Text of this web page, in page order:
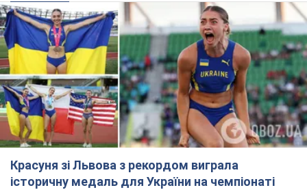
Красуня зі Львова з рекордом виграла
історичну медаль для України на чемпіонаті